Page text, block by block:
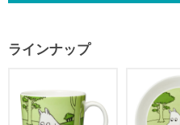
ラインナップ